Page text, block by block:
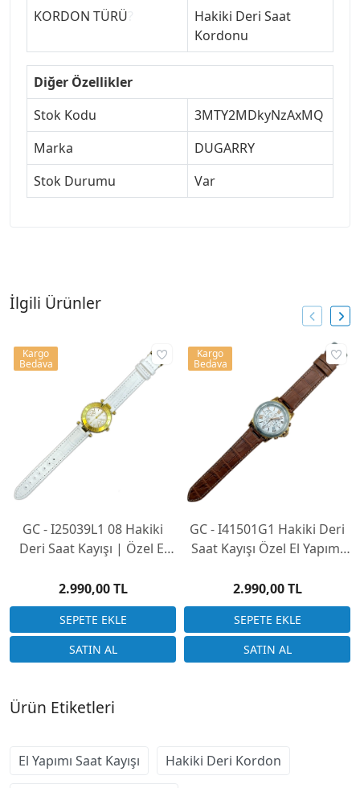
KORDON TÜRÜ
Hakiki Deri Saat
Kordonu
Diğer Özellikler
Stok Kodu
3MTY2MDkyNzAxMQ
Marka
DUGARRY
Stok Durumu
Var
İlgili Ürünler
GC - I25039L1 08 Hakiki
Deri Saat Kayışı | Özel El
2.990,00 TL
Kargo
Bedava
GC - I41501G1 Hakiki Deri
Saat Kayışı Özel El Yapımı
Göndermeniz Gerekli)
2.990,00 TL
Kargo
Bedava
Ürün Etiketleri
El Yapımı Saat Kayışı Hakiki Deri Kordon